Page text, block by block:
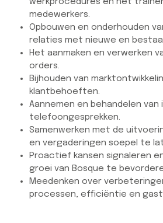
medewerkers.
Opbouwen en onderhouden
relaties met nieuwe en
Het aanmaken en verwerken
orders.
Bijhouden van
klantbehoeften.
Aannemen en behandelen van
telefoongesprekken.
Samenwerken met de
en vergaderingen soepel te
Proactief kansen signaleren
groei van Bosque te
Meedenken over
processen, efficiëntie en